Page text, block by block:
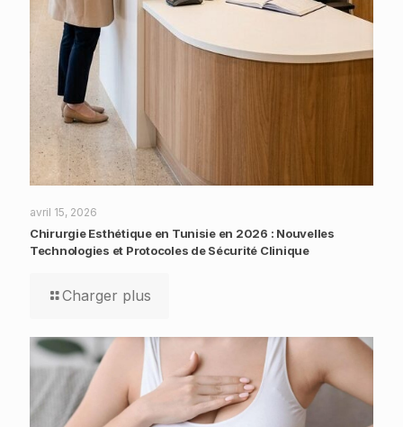
avril 15, 2026
Chirurgie Esthétique en Tunisie en 2026 : Nouvelles
Technologies et Protocoles de Sécurité Clinique
Charger plus